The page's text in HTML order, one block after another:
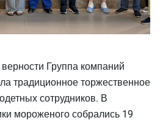
Группа компаний
традиционное торжественное
сотрудников. В
мороженого собрались 19